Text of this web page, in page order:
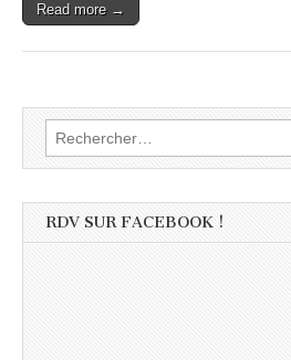
Read more →
Rechercher :
RDV SUR FACEBOOK !